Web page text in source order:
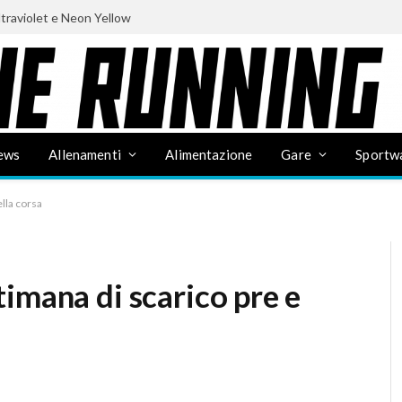
e Neon Yellow
Allenamenti Alimentazione Gare
corsa
di scarico pre e